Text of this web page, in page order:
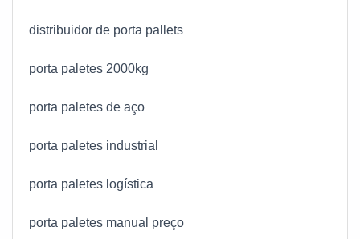
distribuidor de porta pallets
porta paletes 2000kg
porta paletes de aço
porta paletes industrial
porta paletes logística
porta paletes manual preço